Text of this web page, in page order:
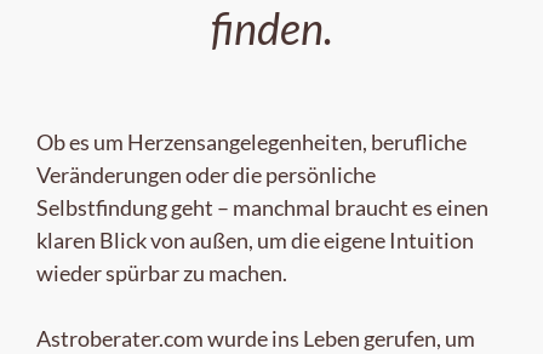
finden.
Ob es um Herzensangelegenheiten, berufliche
Veränderungen oder die persönliche
Selbstfindung geht – manchmal braucht es einen
klaren Blick von außen, um die eigene Intuition
wieder spürbar zu machen.
Astroberater.com wurde ins Leben gerufen, um